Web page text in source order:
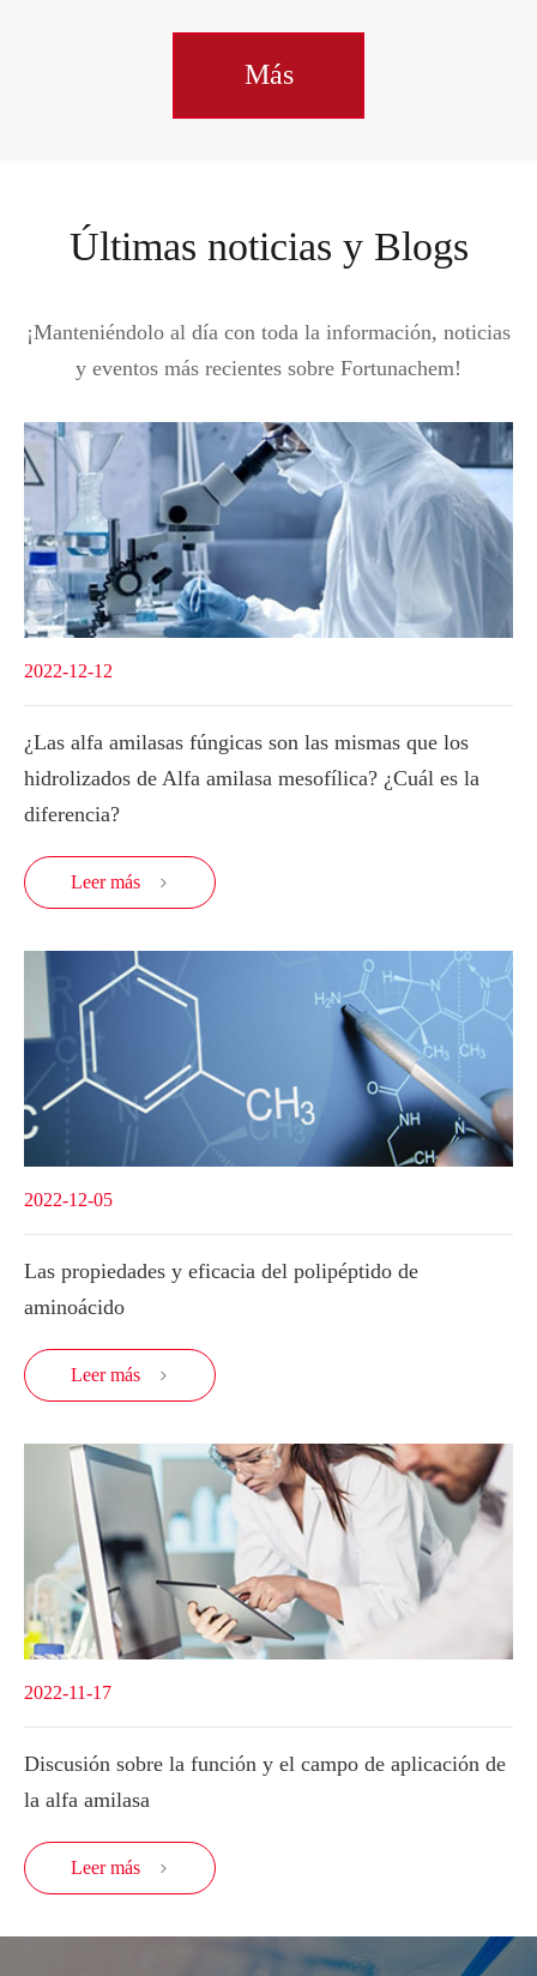
Más
Últimas noticias y Blogs
¡Manteniéndolo al día con toda la información, noticias
y eventos más recientes sobre Fortunachem!
2022-12-12
¿Las alfa amilasas fúngicas son las mismas que los
hidrolizados de Alfa amilasa mesofílica? ¿Cuál es la
diferencia?
Leer más 
2022-12-05
Las propiedades y eficacia del polipéptido de
aminoácido
Leer más 
2022-11-17
Discusión sobre la función y el campo de aplicación de
la alfa amilasa
Leer más 